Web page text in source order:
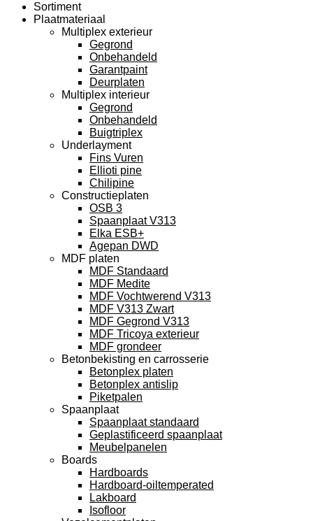
Sortiment
Plaatmateriaal
Multiplex exterieur
Gegrond
Onbehandeld
Garantpaint
Deurplaten
Multiplex interieur
Gegrond
Onbehandeld
Buigtriplex
Underlayment
Fins Vuren
Ellioti pine
Chilipine
Constructieplaten
OSB 3
Spaanplaat V313
Elka ESB+
Agepan DWD
MDF platen
MDF Standaard
MDF Medite
MDF Vochtwerend V313
MDF V313 Zwart
MDF Gegrond V313
MDF Tricoya exterieur
MDF grondeer
Betonbekisting en carrosserie
Betonplex platen
Betonplex antislip
Piketpalen
Spaanplaat
Spaanplaat standaard
Geplastificeerd spaanplaat
Meubelpanelen
Boards
Hardboards
Hardboard-oiltemperated
Lakboard
Isofloor